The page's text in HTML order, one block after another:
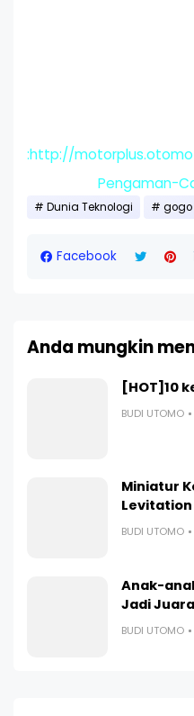
:http://
Pengaman-
Dunia Teknologi gogo
Facebook
Anda mungkin
[HOT]10
BUDI UTOMO
Miniatur
Levitation
BUDI UTOMO
Anak-
Jadi
BUDI UTOMO